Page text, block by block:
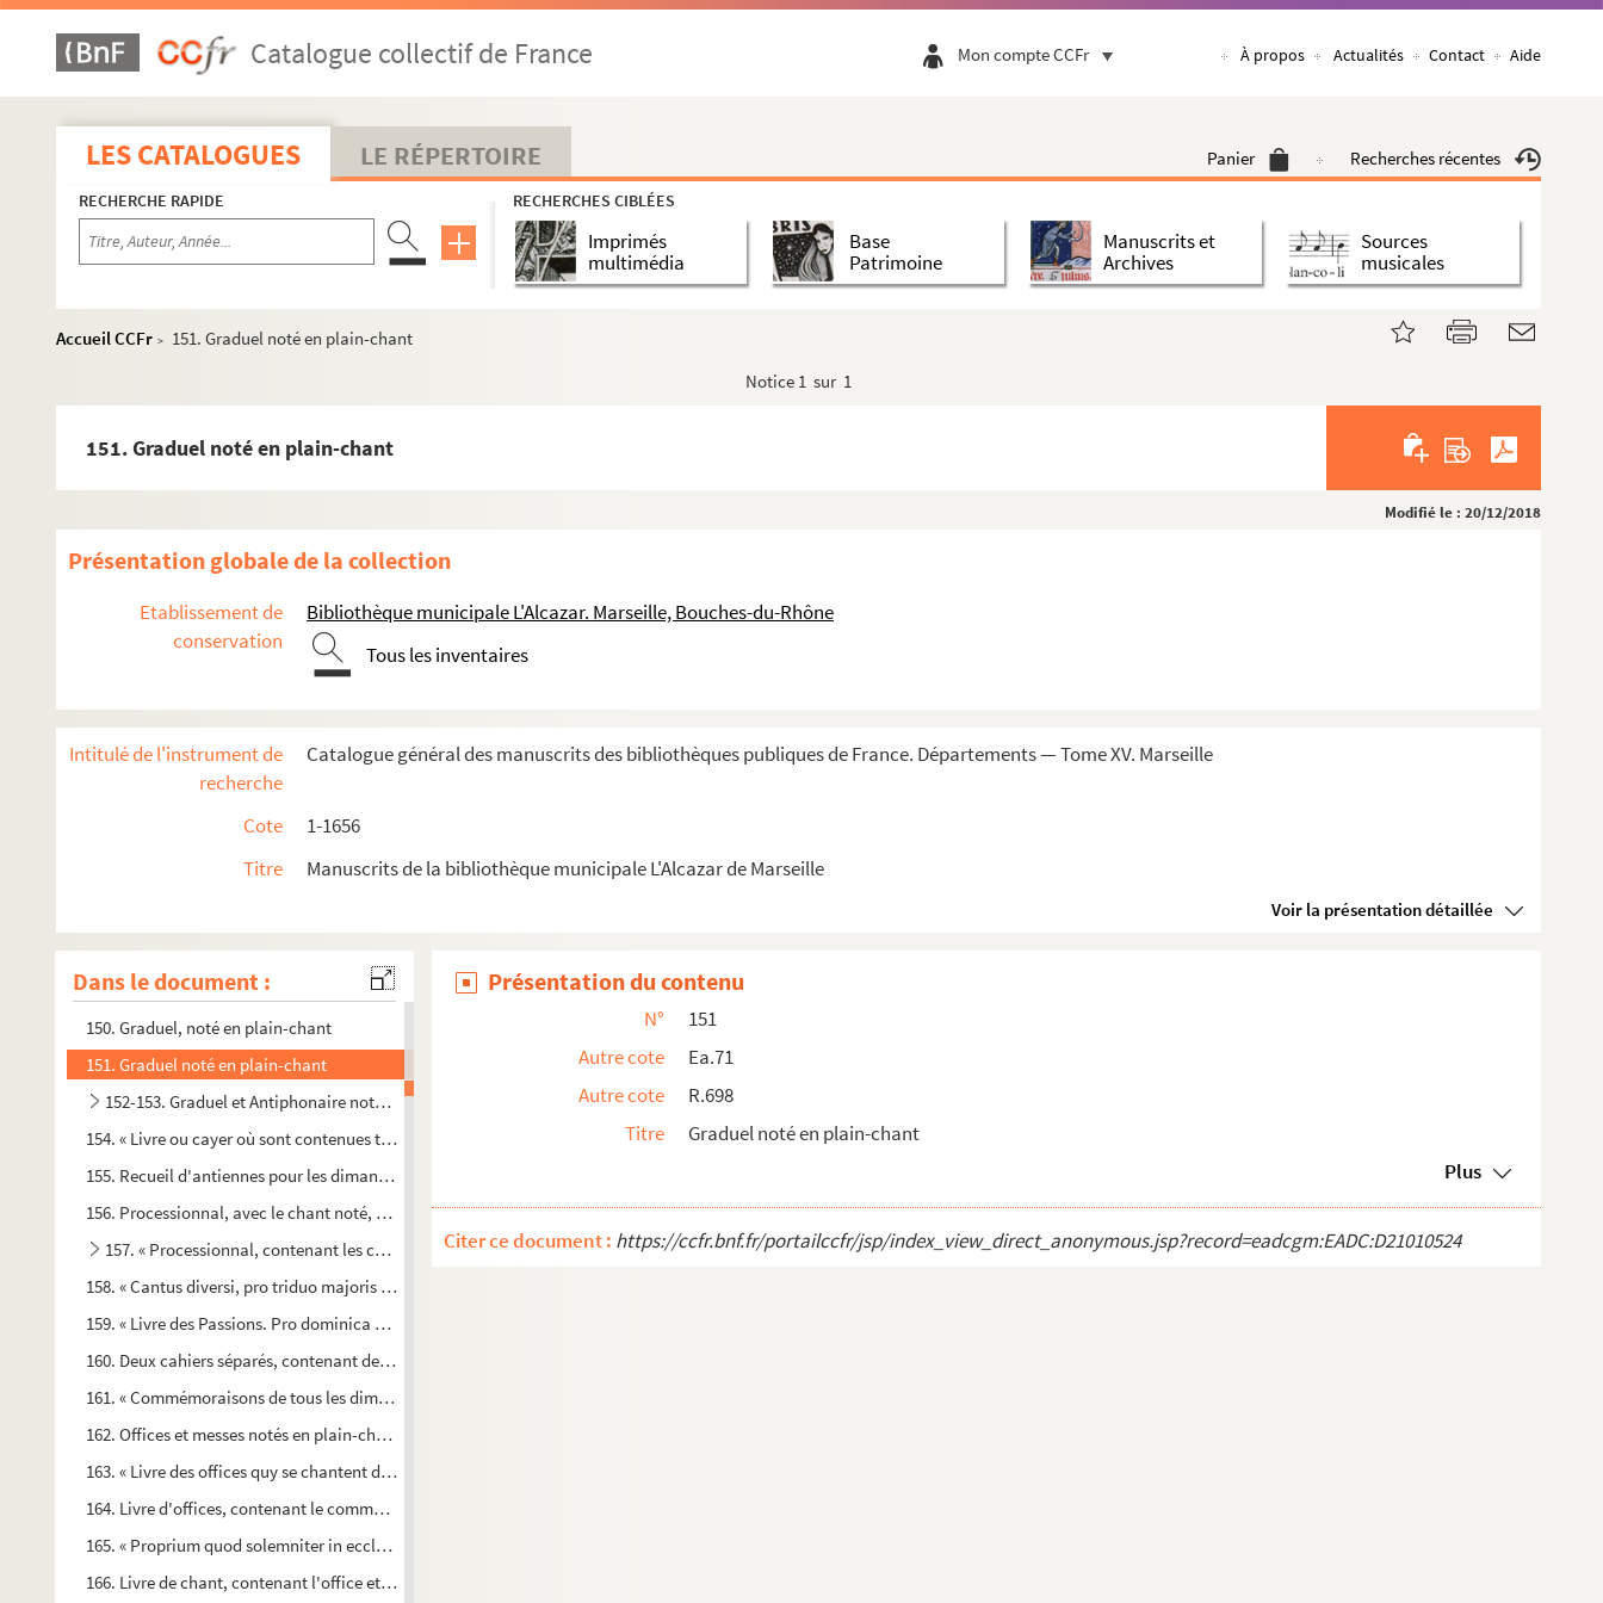
Catalogue collectif de France Mon compte CCFr À propos Actualités Contact Aide
LES CATALOGUES LE RÉPERTOIRE Panier Recherches récentes
RECHERCHE RAPIDE RECHERCHES CIBLÉES
Imprimés
multimédia
Base
Patrimoine
Manuscrits et
Archives
Sources
musicales
Accueil CCFr >
151. Graduel noté en plain-chant
Notice 1 sur 1
151. Graduel noté en plain-chant
Modifié le : 20/12/2018
Présentation globale de la collection
Etablissement de
conservation
Bibliothèque municipale L'Alcazar. Marseille, Bouches-du-Rhône
Tous les inventaires
Intitulé de l'instrument de
recherche
Catalogue général des manuscrits des bibliothèques publiques de France. Départements — Tome XV. Marseille
Cote
1-1656
Titre
Manuscrits de la bibliothèque municipale L'Alcazar de Marseille
Voir la présentation détaillée
Dans le document :
121. Bréviaire, à l'usage des Chartreux, « secundum Cartusienses », comme on lit au premier feuillet. Mai...
122. « Sancti P. N. Brunonis confessoris, patriarchae S. Ordinis cartusiensis, officium, ex selectis S. S...
123. Graduel noté, à l'usage des Chartreux
124. Graduel noté, à l'usage des Chartreux
125. « Graduale cartusiense. Pro domo beatissimae semper virginis Mariae de Verna. 1666 »
126. « Antiphonarium cartusiense. Pro domo Massiliensi b
mesemper virginis Marie Domine nostre. » Commenc...
127. Livre d'office, contenant les répons des matines, à l'usage des Chartreux, sans chant. — A la fin, l...
128. Responsorial, à l'usage des Chartreux. — Commencement : « In nomine Domini J. C. et b
maesemper virg...
134. Collectarium cartusiense. A la fin, le calendrier
137. « Ordo ad faciendam aquam benedictam, ad usum vener. Cartusiae Aquensis, sub felici prioratu veneran...
139. « Libellus continens preces in susceptione novitii, cum quibusdam aliis adjunctis. » — Profession, r...
140. « L'office de Jésus, pour le jour et l'octave de sa feste, qui se célèbre dans la congrégation de l'...
142. Recueil d'offices à l'usage des prêtres du Bon Pasteur. — Fêtes du précieux sang, du Bon pasteur, du...
143. Offices et prières, à l'usage d'une confrérie de Pénitents d'Aix, dont la chapelle était sous le tit...
146. « Livre de chœur pour les dames religieuses de l'adoration perpétuelle du très saint Sacrement. Écri...
148. « Observationes in novos hymnos sanctae Sedi Apostolicae submissae » ; (autre écriture) « per fratre...
149. Recueil d'hymnes pour l'office divin. — Pour la plupart, ce sont des psaumes mis en vers latins ; qu...
150. Graduel, noté en plain-chant
151. Graduel noté en plain-chant
152-153. Graduel et Antiphonaire notés en plainchant. — Deux volumes
154. « Livre ou cayer où sont contenues toutes les antiennes du Magnificat, tant des dimanches de l'année...
155. Recueil d'antiennes pour les dimanches, les féries et les fêtes, avec l'office des morts
156. Processionnal, avec le chant noté, pour la fête de la Purification et le dimanche des Rameaux
157. « Processionnal, contenant les chants des processions de la Purification, des Rameaux et de la veill...
158. « Cantus diversi, pro triduo majoris hebdomadae, die Paschae, Nativitate Domini, quibusdamque offici...
159. « Livre des Passions. Pro dominica Palmarum et aliorum dierum. » — Ce sont les quatre Passions, noté...
160. Deux cahiers séparés, contenant deux parties du chant de la Passion
161. « Commémoraisons de tous les dimanches de l'année. Faict à Marseille par F. Guillaume Martin. 1639 »
162. Offices et messes notés en plain-chant, pour diverses fêtes de la S
163. « Livre des offices quy se chantent dans la chappelle des F. Pénitens bleurs soubz le tiltre Nostre-...
164. Livre d'offices, contenant le commun des saints ; lequel par sa taille, ses ornements et son contenu...
165. « Proprium quod solemniter in ecclesia collegiata Nostre Domine Majoris, civitatis Arelatensis, cant...
166. Livre de chant, contenant l'office et la messe de S. François de Paule
Présentation du contenu
N°
151
Autre cote
Ea.71
Autre cote
R.698
Titre
Graduel noté en plain-chant
Plus
Citer ce document : https://ccfr.bnf.fr/portailccfr/jsp/index_view_direct_anonymous.jsp?record=eadcgm:EADC:D21010524